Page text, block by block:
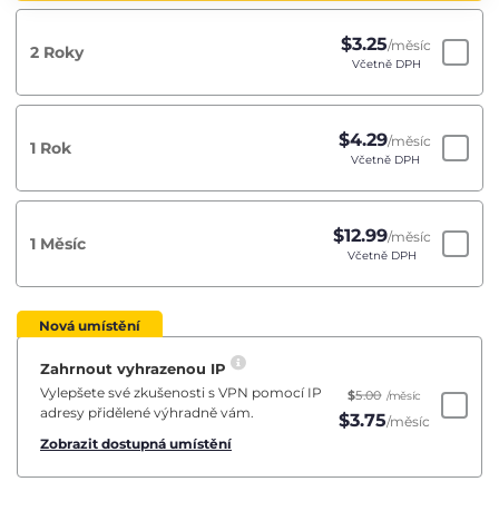
2 Roky $3.25/měsíc
Včetně DPH
1 Rok $4.29/měsíc
Včetně DPH
1 Měsíc $12.99/měsíc
Včetně DPH
Nová umístění
Zahrnout vyhrazenou IP
Vylepšete své zkušenosti s VPN pomocí IP
adresy přidělené výhradně vám.
Zobrazit dostupná umístění
$5.00 /měsíc
$3.75/měsíc